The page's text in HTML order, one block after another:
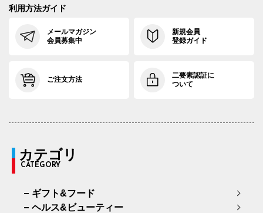
利用方法ガイド
メールマガジン
会員募集中
新規会員
登録ガイド
ご注文方法
二要素認証に
ついて
カテゴリ
CATEGORY
ギフト&フード
ヘルス&ビューティー